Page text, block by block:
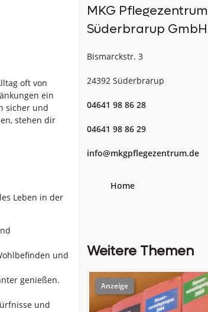
oft von
ein
sicher und
stehen dir
Leben in der
und
genießen.
und
MKG Pflegezentrum
Süderbrarup GmbH
Bismarckstr. 3
24392 Süderbrarup
04641 98 86 28
04641 98 86 29
info@mkgpflegezentrum.de
Home
Weitere Themen